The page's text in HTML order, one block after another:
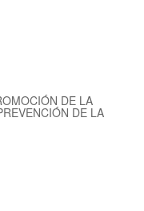
DE LA
DE LA